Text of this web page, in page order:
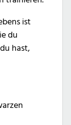
ist
du
hast,